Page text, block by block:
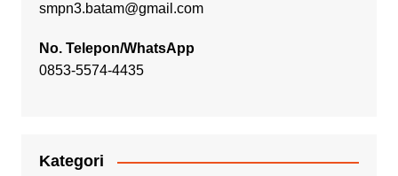
smpn3.batam@gmail.com
No. Telepon/WhatsApp
0853-5574-4435
Kategori